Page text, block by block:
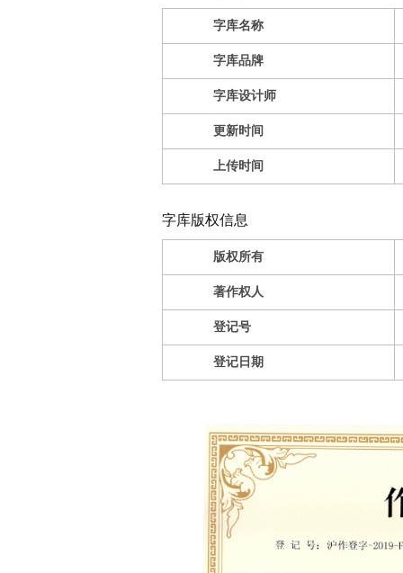
字库名称
字库品牌
字库设计师
更新时间
上传时间
字库版权信息
版权所有
著作权人
登记号
登记日期